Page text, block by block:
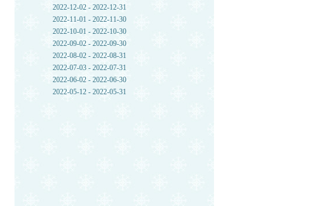
2022-12-02 - 2022-12-31
2022-11-01 - 2022-11-30
2022-10-01 - 2022-10-30
2022-09-02 - 2022-09-30
2022-08-02 - 2022-08-31
2022-07-03 - 2022-07-31
2022-06-02 - 2022-06-30
2022-05-12 - 2022-05-31